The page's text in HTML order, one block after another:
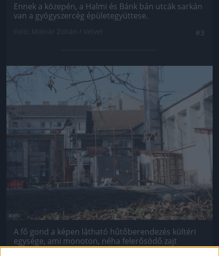
Ennek a közepén, a Halmi és Bánk bán utcák sarkán
van a gyógyszercég épületegyüttese.
Jön még kép!
A fő gond a képen látható hűtőberendezés kültéri
egysége, ami monoton, néha felerősödő zajt
szolgáltat, télen-nyáron, nappal-éjjel.